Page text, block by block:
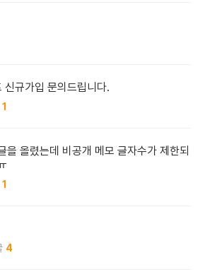
규가입 문의드립니다.
1
을 올렸는데 비공개 메모 글자수가 제한되
1
4